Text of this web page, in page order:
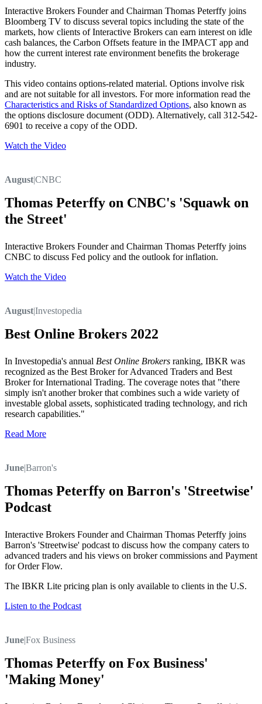
Interactive Brokers Founder and Chairman Thomas Peterffy joins
Bloomberg TV to discuss several topics including the state of the
markets, how clients of Interactive Brokers can earn interest on idle
cash balances, the Carbon Offsets feature in the IMPACT app and
how the current interest rate environment benefits the brokerage
industry.
This video contains options-related material. Options involve risk
and are not suitable for all investors. For more information read the
Characteristics and Risks of Standardized Options, also known as
the options disclosure document (ODD). Alternatively, call 312-542-
6901 to receive a copy of the ODD.
Watch the Video
August|CNBC
Thomas Peterffy on CNBC's 'Squawk on
the Street'
Interactive Brokers Founder and Chairman Thomas Peterffy joins
CNBC to discuss Fed policy and the outlook for inflation.
Watch the Video
August|Investopedia
Best Online Brokers 2022
In Investopedia's annual Best Online Brokers ranking, IBKR was
recognized as the Best Broker for Advanced Traders and Best
Broker for International Trading. The coverage notes that "there
simply isn't another broker that combines such a wide variety of
investable global assets, sophisticated trading technology, and rich
research capabilities."
Read More
June|Barron's
Thomas Peterffy on Barron's 'Streetwise'
Podcast
Interactive Brokers Founder and Chairman Thomas Peterffy joins
Barron's 'Streetwise' podcast to discuss how the company caters to
advanced traders and his views on broker commissions and Payment
for Order Flow.
The IBKR Lite pricing plan is only available to clients in the U.S.
Listen to the Podcast
June|Fox Business
Thomas Peterffy on Fox Business'
'Making Money'